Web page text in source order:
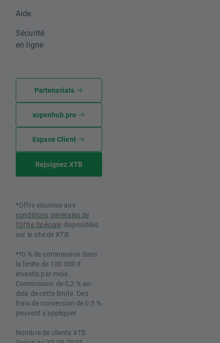
Aide
Sécurité
en ligne
Partenariats
xopenhub.pro
Espace Client
Rejoignez XTB
*Offre soumise aux
conditions générales de
l'Offre Spéciale disponibles
sur le site de XTB.
**0 % de commission dans
la limite de 100 000 €
investis par mois.
Commission de 0,2 % au-
delà de cette limite. Des
frais de conversion de 0,5 %
peuvent s'appliquer.
Nombre de clients XTB